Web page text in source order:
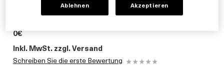
0€
Inkl. MwSt. zzgl. Versand
Schreiben Sie die erste Bewertung
Ablehnen Akzeptieren